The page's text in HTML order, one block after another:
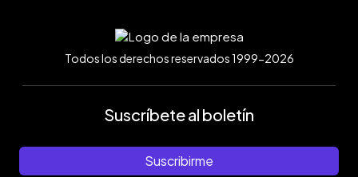
Todos los derechos reservados 1999-2026
Suscríbete al boletín
Suscribirme